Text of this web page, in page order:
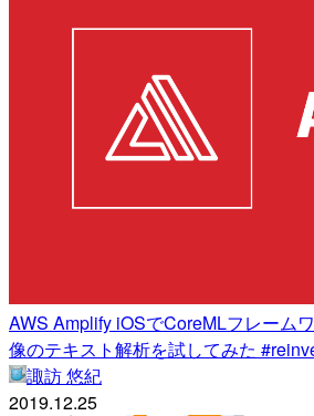
AWS Amplify iOSでCoreMLフレーム
像のテキスト解析を試してみた
諏訪 悠紀
2019.12.25